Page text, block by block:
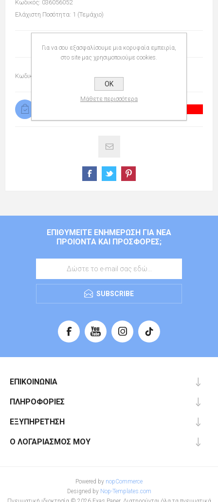
Κωδικός: 036056052
Ελάχιστη Ποσότητα: 1 (Τεμάχιο)
Κωδικός προϊόντος: 036056052
ΕΠΙΘΥΜΕΊΤΕ ΕΝΗΜΈΡΩΣΗ ΓΙΑ ΝΈΑ
ΠΡΟΙΌΝΤΑ ΚΑΙ ΠΡΟΣΦΟΡΈΣ;
SUBSCRIBE
ΕΠΙΚΟΙΝΩΝΊΑ
ΠΛΗΡΟΦΟΡΊΕΣ
ΕΞΥΠΗΡΈΤΗΣΗ
Ο ΛΟΓΑΡΙΑΣΜΌΣ ΜΟΥ
Powered by nopCommerce
Designed by Nop-Templates.com
Για να σου εξασφαλίσουμε μια κορυφαία εμπειρία,
στο site μας χρησιμοποιούμε cookies.
OK
Μάθετε περισσότερα